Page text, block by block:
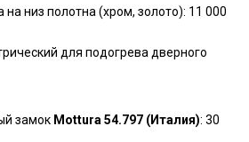
низ полотна (хром, золото): 11 000
для подогрева дверного
замок Mottura 54.797 (Италия): 30